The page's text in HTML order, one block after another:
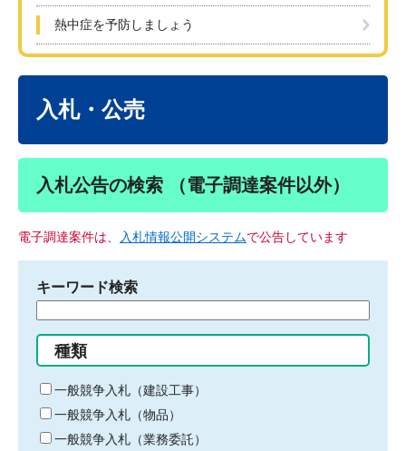
熱中症を予防しましょう
入札・公売
入札公告の検索 （電子調達案件以外）
電子調達案件は、 入札情報公開システムで公告しています
キーワード検索
る
キ
ー
ワ
ー
種類
一般競争入札（建設工事）
一般競争入札（物品）
一般競争入札（業務委託）